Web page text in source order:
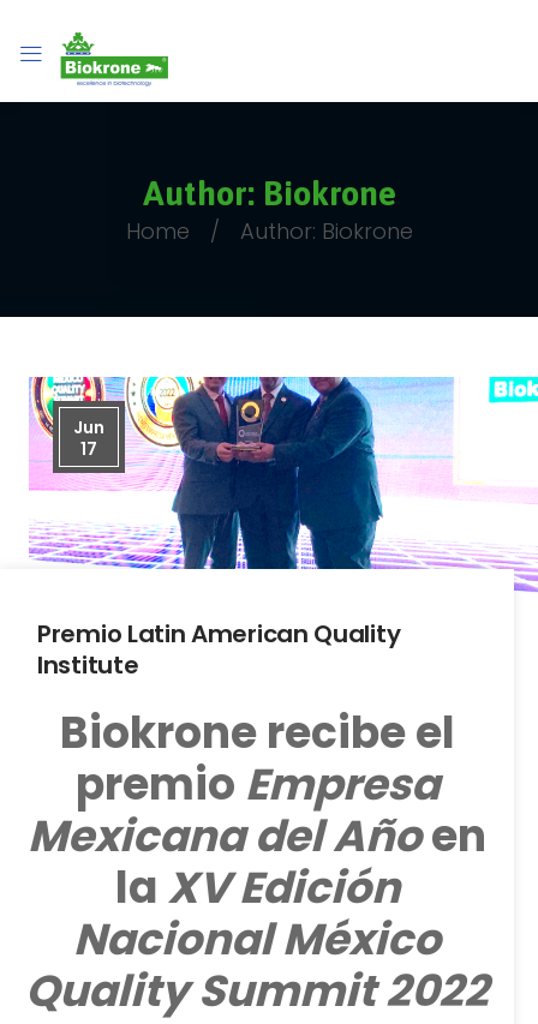
Author: Biokrone
Home Author: Biokrone
Jun
17
Premio Latin American Quality
Institute
Biokrone recibe el
premio Empresa
Mexicana del Añoen
laXV Edición
Nacional México
Quality Summit 2022